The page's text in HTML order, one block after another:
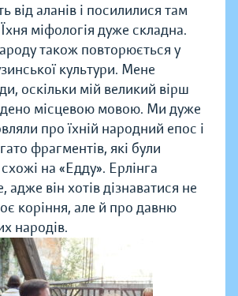
від аланів і посилилися там
міфологія дуже складна.
також повторюється у
культури. Мене
оскільки мій великий вірш
місцевою мовою. Ми дуже
про їхній народний епос і
фрагментів, які були
на «Едду». Ерлінга
адже він хотів дізнаватися не
коріння, але й про давню
народів.